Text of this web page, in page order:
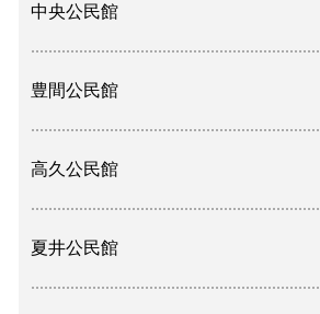
中央公民館
豊間公民館
高久公民館
夏井公民館